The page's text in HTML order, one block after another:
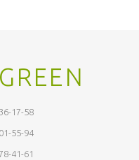
GREEN
17-58
55-94
41-61